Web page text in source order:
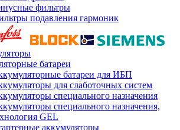
фильтры
подавления гармоник
батареи
батареи для ИБП
для слаботочных систем
специального назначения
специального назначения,
GEL
аккумуляторы